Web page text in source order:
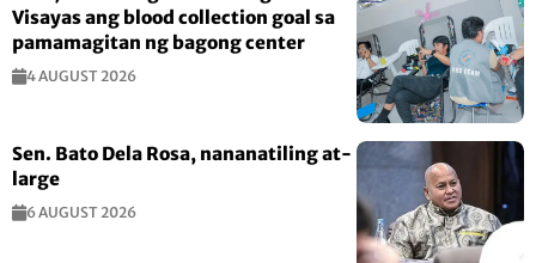
Visayas ang blood collection goal sa
pamamagitan ng bagong center
4 AUGUST 2026
Sen. Bato Dela Rosa, nananatiling at-
large
6 AUGUST 2026